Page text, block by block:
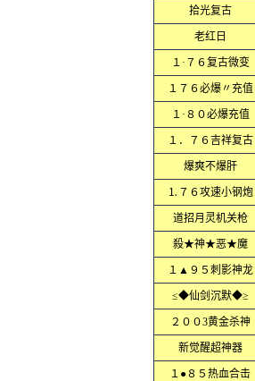
拾光复古
老红日
１·７６复古微变
１７６必爆〃充值
１·８０必爆充值
１．７６吉祥复古
爆爽不爆肝
⒈７６攻速小钢炮
道招月灵机关枪
殺★神★恶★魔
１▲９５刺影神龙
≤◆仙剑沉默◆≥
２００3黄金杀神
新觉醒超神器
１●８５热血合击